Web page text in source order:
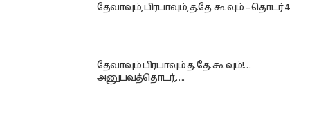
தேவாவும், பிரபாவும், த.தே. கூ வும் – தொடர் 4
தேவாவும் பிரபாவும் த. தே. கூ வும்!…
அனுபவத்தொடர்,….